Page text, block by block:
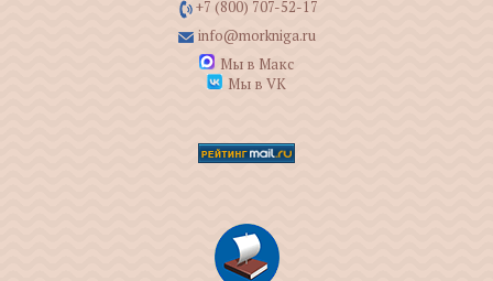
+7 (800) 707-52-17
info@morkniga.ru
Мы в Макс
Мы в VK